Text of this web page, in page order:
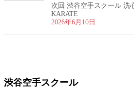
次回 渋谷空手スクール 洗
KARATE
2026年6月10日
渋谷空手スクール